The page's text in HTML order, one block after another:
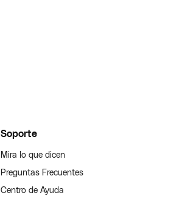
Soporte
Mira lo que dicen
Preguntas Frecuentes
Centro de Ayuda